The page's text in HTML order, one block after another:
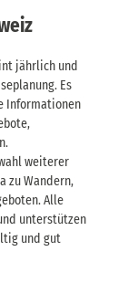
jährlich und
Es
Informationen
weiterer
zu Wandern,
Alle
unterstützen
und gut